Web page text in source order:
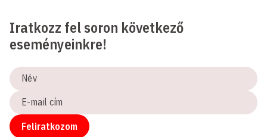
Iratkozz fel soron következő
eseményeinkre!
Név
E-
mail
cím
Feliratkozom